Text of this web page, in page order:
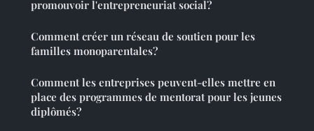
promouvoir l'entrepreneuriat social?
Comment créer un réseau de soutien pour les
familles monoparentales?
Comment les entreprises peuvent-elles mettre en
place des programmes de mentorat pour les jeunes
diplômés?